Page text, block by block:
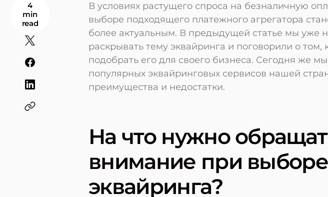
4
min
read
В условиях растущего спроса на безналичную
выборе подходящего платежного агрегатора
более актуальным. В предыдущей статье мы уже
раскрывать тему эквайринга и поговорили о том,
подобрать его для своего бизнеса. Сегодня же
популярных эквайринговых сервисов нашей
преимущества и недостатки.
На что нужно
внимание при выборе
эквайринга?